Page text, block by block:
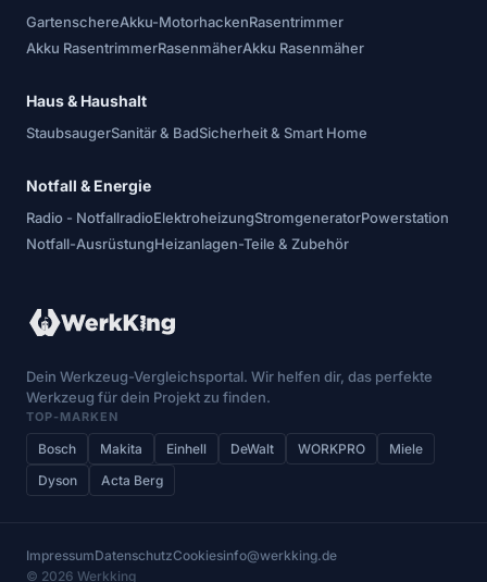
GartenschereAkku-MotorhackenRasentrimmer
Akku RasentrimmerRasenmäherAkku Rasenmäher
Haus & Haushalt
StaubsaugerSanitär & BadSicherheit & Smart Home
Notfall & Energie
Radio - NotfallradioElektroheizungStromgeneratorPowerstation
Notfall-AusrüstungHeizanlagen-Teile & Zubehör
Dein Werkzeug-Vergleichsportal. Wir helfen dir, das perfekte
Werkzeug für dein Projekt zu finden.
TOP-MARKEN
Bosch Makita Einhell DeWalt WORKPRO
Miele
Dyson
Acta Berg
ImpressumDatenschutzCookiesinfo@werkking.de
© 2026 Werkking